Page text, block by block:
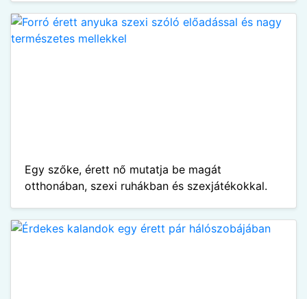
Egy szőke, érett nő mutatja be magát
otthonában, szexi ruhákban és szexjátékokkal.